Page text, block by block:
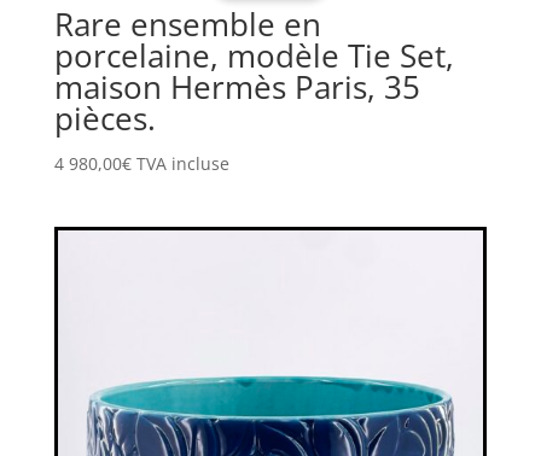
Rare ensemble en
porcelaine, modèle Tie Set,
maison Hermès Paris, 35
pièces.
4 980,00€ TVA incluse